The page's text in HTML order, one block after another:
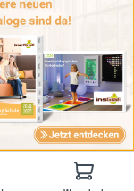
und ggf.
the SPIKE logo are
The LEGO Group